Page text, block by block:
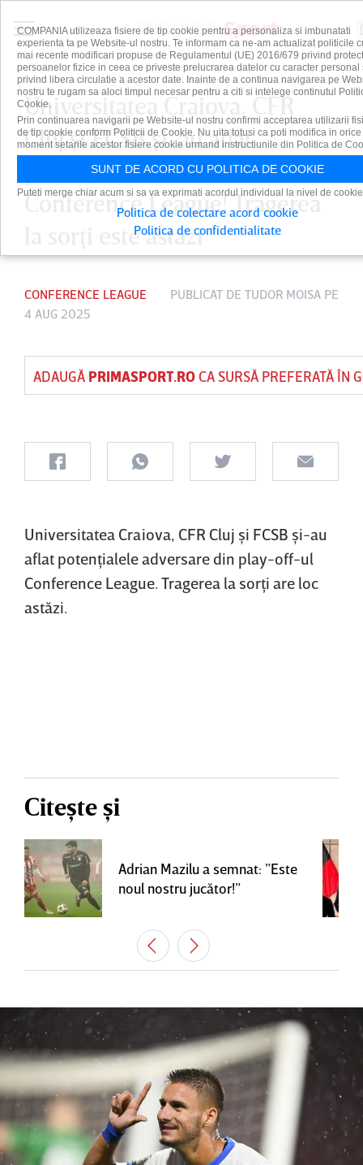
Universitatea Craiova, CFR
Cluj şi FCSB şi-au aflat
potenţialele adversare din
Conference League! Tragerea
la sorţi este astăzi
CONFERENCE LEAGUE PUBLICAT DE TUDOR MOISA PE
4 AUG 2025
ADAUGĂ PRIMASPORT.ROCA SURSĂ PREFERATĂ ÎN
Universitatea Craiova, CFR Cluj şi FCSB şi-au
aflat potenţialele adversare din play-off-ul
Conference League. Tragerea la sorţi are loc
astăzi.
Citește și
Adrian Mazilu a semnat: ”Este
noul nostru jucător!”
COMPANIA utilizeaza fisiere de tip cookie pentru a personaliza si imbunatati
experienta ta pe Website-ul nostru. Te informam ca ne-am actualizat politicile
mai recente modificari propuse de Regulamentul (UE) 2016/679 privind
persoanelor fizice in ceea ce priveste prelucrarea datelor cu caracter personal
privind libera circulatie a acestor date. Inainte de a continua navigarea pe
nostru te rugam sa aloci timpul necesar pentru a citi si intelege continutul
Cookie.
Prin continuarea navigarii pe Website-ul nostru confirmi acceptarea utilizarii
de tip cookie conform Politicii de Cookie. Nu uita totusi ca poti modifica in orice
moment setarile acestor fisiere cookie urmand instructiunile din Politica de
SUNT DE ACORD CU POLITICA DE COOKIE
Puteti merge chiar acum si sa va exprimati acordul individual la nivel de
Politica de colectare acord cookie
Politica de confidentialitate